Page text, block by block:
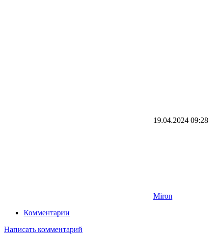
19.04.2024 09:28
Miron
Комментарии
Написать комментарий